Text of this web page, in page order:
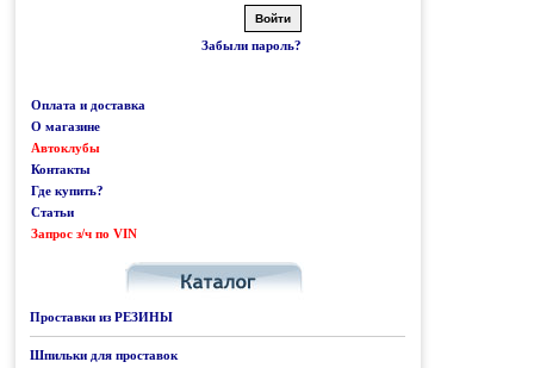
Забыли пароль?
Оплата и доставка
О магазине
Автоклубы
Контакты
Где купить?
Статьи
Запрос з/ч по VIN
Проставки из РЕЗИНЫ
Шпильки для проставок